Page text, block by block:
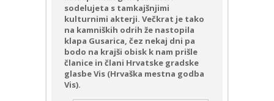
sodelujeta s tamkajšnjimi
kulturnimi akterji. Večkrat je tako
na kamniških odrih že nastopila
klapa Gusarica, čez nekaj dni pa
bodo na krajši obisk k nam prišle
članice in člani Hrvatske gradske
glasbe Vis (Hrvaška mestna godba
Vis).